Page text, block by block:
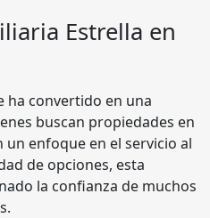
Estrella en
ha convertido en una
buscan propiedades en
un enfoque en el servicio al
de opciones, esta
la confianza de muchos